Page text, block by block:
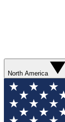
North America